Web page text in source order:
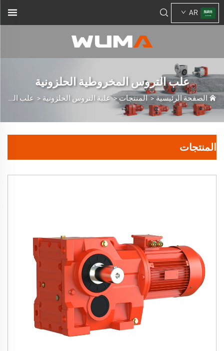
AR
علب التروس المخروطية الحلزونية
الصفحة الرئيسية> المنتجات>علبة التروس الحلزونية > علب التروس المخروطية الحلزونية
المنتجات